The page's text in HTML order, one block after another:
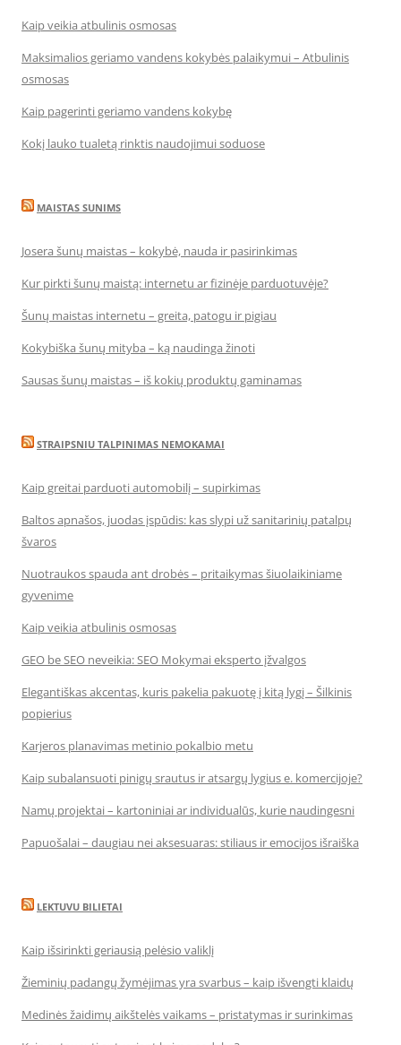
Kaip veikia atbulinis osmosas
Maksimalios geriamo vandens kokybės palaikymui – Atbulinis
osmosas
Kaip pagerinti geriamo vandens kokybę
Kokį lauko tualetą rinktis naudojimui soduose
MAISTAS SUNIMS
Josera šunų maistas – kokybė, nauda ir pasirinkimas
Kur pirkti šunų maistą: internetu ar fizinėje parduotuvėje?
Šunų maistas internetu – greita, patogu ir pigiau
Kokybiška šunų mityba – ką naudinga žinoti
Sausas šunų maistas – iš kokių produktų gaminamas
STRAIPSNIU TALPINIMAS NEMOKAMAI
Kaip greitai parduoti automobilį – supirkimas
Baltos apnašos, juodas įspūdis: kas slypi už sanitarinių patalpų
švaros
Nuotraukos spauda ant drobės – pritaikymas šiuolaikiniame
gyvenime
Kaip veikia atbulinis osmosas
GEO be SEO neveikia: SEO Mokymai eksperto įžvalgos
Elegantiškas akcentas, kuris pakelia pakuotę į kitą lygį – Šilkinis
popierius
Karjeros planavimas metinio pokalbio metu
Kaip subalansuoti pinigų srautus ir atsargų lygius e. komercijoje?
Namų projektai – kartoniniai ar individualūs, kurie naudingesni
Papuošalai – daugiau nei aksesuaras: stiliaus ir emocijos išraiška
LEKTUVU BILIETAI
Kaip išsirinkti geriausią pelėsio valiklį
Žieminių padangų žymėjimas yra svarbus – kaip išvengti klaidų
Medinės žaidimų aikštelės vaikams – pristatymas ir surinkimas